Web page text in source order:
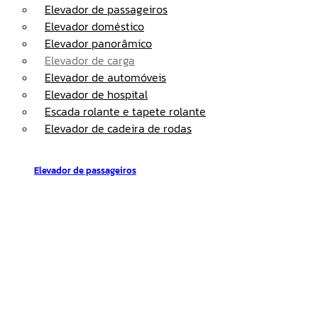
Elevador de passageiros
Elevador doméstico
Elevador panorâmico
Elevador de carga
Elevador de automóveis
Elevador de hospital
Escada rolante e tapete rolante
Elevador de cadeira de rodas
Elevador de passageiros